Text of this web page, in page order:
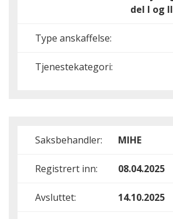
del I og II
Type anskaffelse:
Tjenestekategori:
Saksbehandler: MIHE
Registrert inn: 08.04.2025
Avsluttet: 14.10.2025